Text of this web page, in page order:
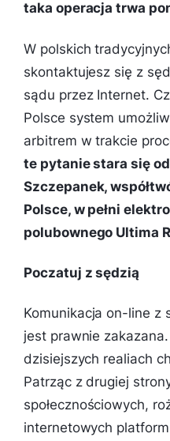
taka operacja trwa
W polskich
skontaktujesz się z
sądu przez Internet.
Polsce system
arbitrem w trakcie
te pytanie stara się
Szczepanek,
Polsce, w pełni
polubownego Ultima
Poczatuj z sędzią
Komunikacja on-line z
jest prawnie
dzisiejszych realiach
Patrząc z drugiej
społecznościowych,
internetowych